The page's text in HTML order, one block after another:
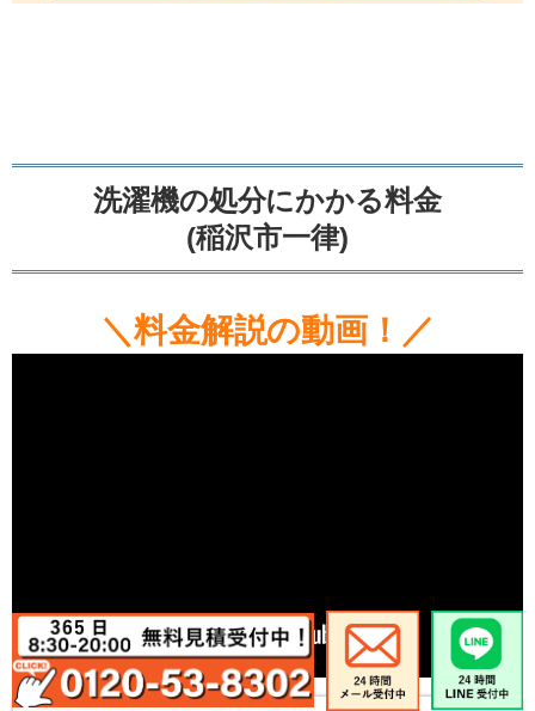
洗濯機の処分にかかる料金
(稲沢市一律)
＼料金解説の動画！／